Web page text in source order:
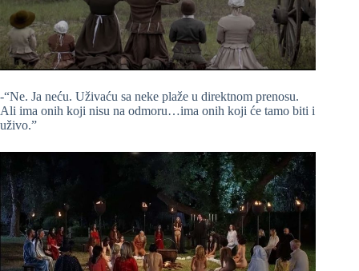
-“Ne. Ja neću. Uživaću sa neke plaže u direktnom prenosu.
Ali ima onih koji nisu na odmoru…ima onih koji će tamo biti i
uživo.”